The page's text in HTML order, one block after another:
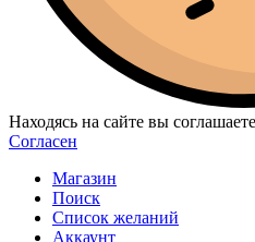
Находясь на сайте вы
Согласен
Магазин
Поиск
Список желаний
Аккаунт